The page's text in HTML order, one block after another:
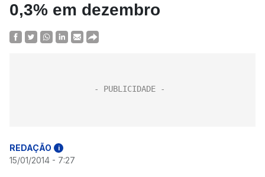
0,3% em dezembro
REDAÇÃO i
15/01/2014 - 7:27